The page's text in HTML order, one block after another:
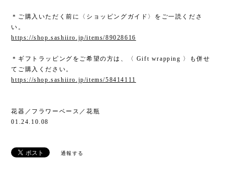
＊ご購入いただく前に〈ショッピングガイド〉をご一読くださ
い。
https://shop.sashiiro.jp/items/89028616
＊ギフトラッピングをご希望の方は、〈 Gift wrapping 〉も併せ
てご購入ください。
https://shop.sashiiro.jp/items/58414111
花器／フラワーベース／花瓶
01.24.10.08
通報する